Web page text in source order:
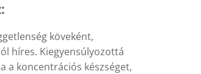
köveként,
híres. Kiegyensúlyozottá
a koncentrációs készséget,